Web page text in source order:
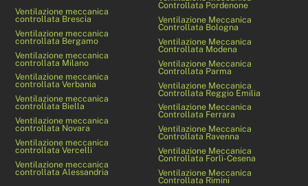
Ventilazione meccanica
controllata Brescia
Ventilazione meccanica
controllata Bergamo
Ventilazione meccanica
controllata Milano
Ventilazione meccanica
controllata Verbania
Ventilazione meccanica
controllata Biella
Ventilazione meccanica
controllata Novara
Ventilazione meccanica
controllata Vercelli
Ventilazione meccanica
controllata Alessandria
Controllata Pordenone
Ventilazione Meccanica
Controllata Bologna
Ventilazione Meccanica
Controllata Modena
Ventilazione Meccanica
Controllata Parma
Ventilazione Meccanica
Controllata Reggio Emilia
Ventilazione Meccanica
Controllata Ferrara
Ventilazione Meccanica
Controllata Ravenna
Ventilazione Meccanica
Controllata Forlì-Cesena
Ventilazione Meccanica
Controllata Rimini